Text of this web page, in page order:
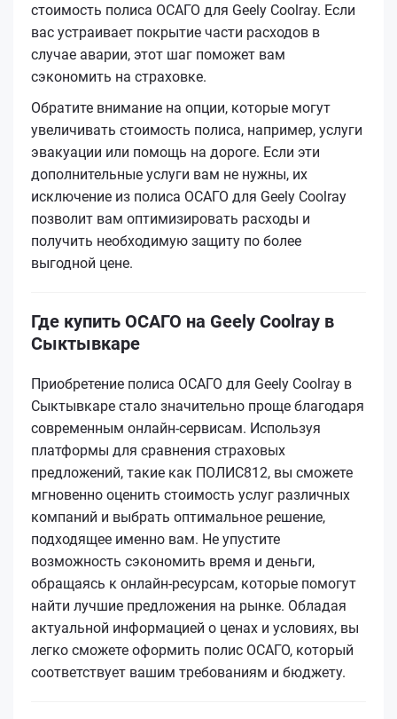
стоимость полиса ОСАГО для Geely Coolray. Если
вас устраивает покрытие части расходов в
случае аварии, этот шаг поможет вам
сэкономить на страховке.
Обратите внимание на опции, которые могут
увеличивать стоимость полиса, например, услуги
эвакуации или помощь на дороге. Если эти
дополнительные услуги вам не нужны, их
исключение из полиса ОСАГО для Geely Coolray
позволит вам оптимизировать расходы и
получить необходимую защиту по более
выгодной цене.
Где купить ОСАГО на Geely Coolray в
Сыктывкаре
Приобретение полиса ОСАГО для Geely Coolray в
Сыктывкаре стало значительно проще благодаря
современным онлайн-сервисам. Используя
платформы для сравнения страховых
предложений, такие как ПОЛИС812, вы сможете
мгновенно оценить стоимость услуг различных
компаний и выбрать оптимальное решение,
подходящее именно вам. Не упустите
возможность сэкономить время и деньги,
обращаясь к онлайн-ресурсам, которые помогут
найти лучшие предложения на рынке. Обладая
актуальной информацией о ценах и условиях, вы
легко сможете оформить полис ОСАГО, который
соответствует вашим требованиям и бюджету.